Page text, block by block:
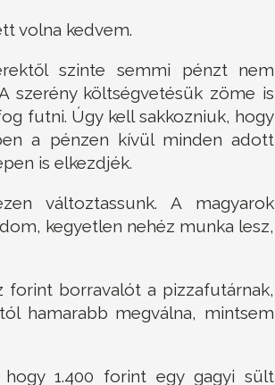
volna kedvem.
szinte semmi pénzt nem
szerény költségvetésük zöme is
futni. Úgy kell sakkozniuk, hogy
a pénzen kívül minden adott
is elkezdjék.
változtassunk. A magyarok
kegyetlen nehéz munka lesz,
forint borravalót a pizzafutárnak,
hamarabb megválna, mintsem
1.400 forint egy gagyi sült